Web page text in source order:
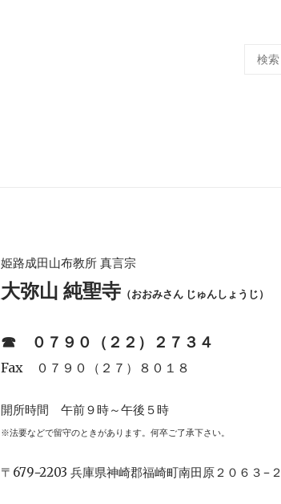
姫路成田山布教所 真言宗
大弥山 純聖寺 （おおみさん じゅんしょうじ）
☎︎ ０７９０（２２）２７３４
Fax ０７９０（２７）８０１８
開所時間 午前９時～午後５時
※法要などで留守のときがあります。何卒ご了承下さい。
〒679−2203 兵庫県神崎郡福崎町南田原２０６３−２